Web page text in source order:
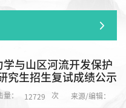
与山区河流开发保护
究生招生复试成绩公示
量： 12729 次 来源/编辑：